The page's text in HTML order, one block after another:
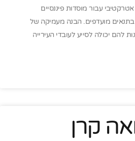
עבור מוסדות פיננסיים
מועדפים. הבנה מעמיקה של
להם יכולה לסייע לעובדי העירייה
קרן